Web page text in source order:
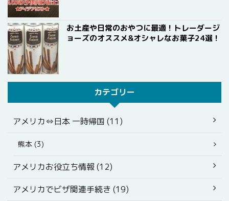
お土産や日常のおやつに最適！トレーダージ
ョーズのオススメ&オシャレなお菓子24選！
カテゴリー
アメリカ⇔日本 一時帰国 (11)
熊本 (3)
アメリカお役立ち情報 (12)
アメリカでビザ関連手続き (19)